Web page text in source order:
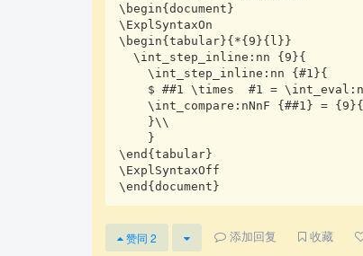
\begin{document}
\ExplSyntaxOn
\begin{tabular}{*{9}{l}}
  \int_step_inline:nn {9}{
    \int_step_inline:nn {#1}{
    \int_compare:nNnF {##1} = {9}{ & }
\end{tabular}
\ExplSyntaxOff
\end{document}
赞同 2 添加回复 收藏